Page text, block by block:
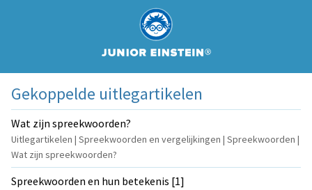
Gekoppelde uitlegartikelen
Wat zijn spreekwoorden?
Uitlegartikelen | Spreekwoorden en vergelijkingen | Spreekwoorden |
Wat zijn spreekwoorden?
Spreekwoorden en hun betekenis [1]